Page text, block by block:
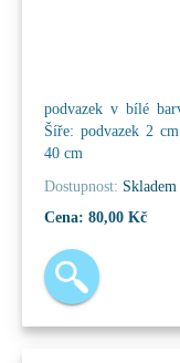
podvazek v bílé
Šíře: podvazek 2
40 cm
Dostupnost: Skladem
Cena: 80,00 Kč